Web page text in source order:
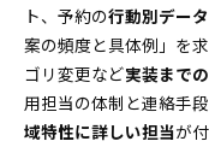
ト、予約の行動別データ
案の頻度と具体例」を
ゴリ変更など実装まで
用担当の体制と連絡手
域特性に詳しい担当が